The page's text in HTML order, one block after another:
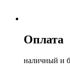
Оплата
наличный и